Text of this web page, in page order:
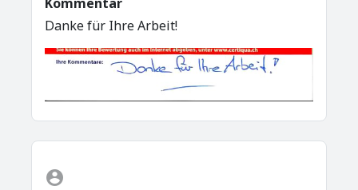
Danke für Ihre Arbeit!